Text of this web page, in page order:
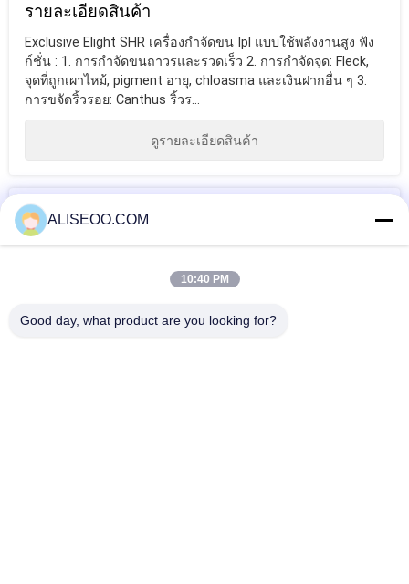
รายละเอียดสินค้า
Exclusive Elight SHR เครื่องกำจัดขน Ipl แบบใช้พลังงานสูง ฟัง
ก์ชั่น : 1. การกำจัดขนถาวรและรวดเร็ว 2. การกำจัดจุด: Fleck,
จุดที่ถูกเผาไหม้, pigment อายุ, chloasma และเงินฝากอื่น ๆ 3.
การขจัดริ้วรอย: Canthus ริ้วร...
ดูรายละเอียดสินค้า
แท็ก
มากกว่านี้ เอาเครื่อง IPL ผม
ALISEOO.COM
10:40 PM
Good day, what product are you looking for?